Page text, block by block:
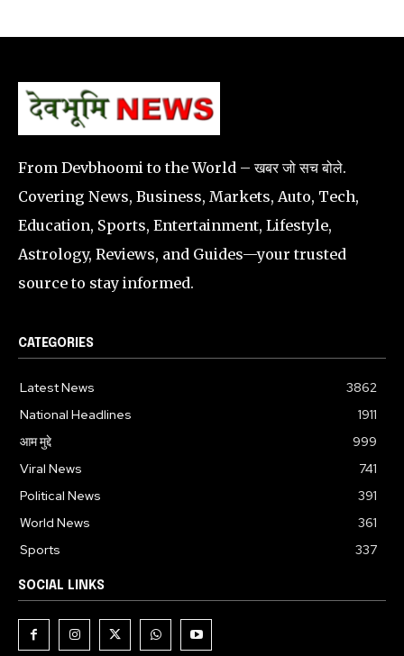
From Devbhoomi to the World – खबर जो सच बोले.
Covering News, Business, Markets, Auto, Tech,
Education, Sports, Entertainment, Lifestyle,
Astrology, Reviews, and Guides—your trusted
source to stay informed.
CATEGORIES
Latest News
3862
National Headlines
1911
आम मुद्दे
999
Viral News
741
Political News
391
World News
361
Sports
337
SOCIAL LINKS